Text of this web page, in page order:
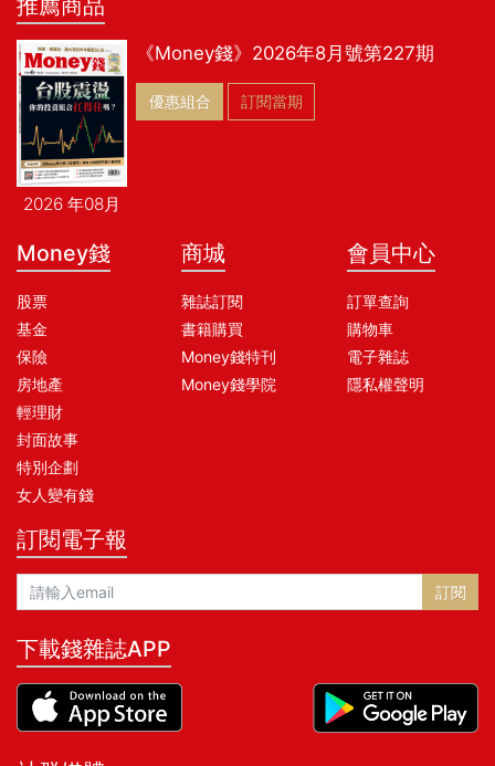
推薦商品
2026 年08月
《Money錢》2026年8月號第227期
優惠組合 訂閱當期
Money錢
股票
基金
保險
房地產
輕理財
封面故事
特別企劃
女人變有錢
商城
雜誌訂閱
書籍購買
Money錢特刊
Money錢學院
會員中心
訂單查詢
購物車
電子雜誌
隱私權聲明
訂閱電子報
訂閱
下載錢雜誌APP